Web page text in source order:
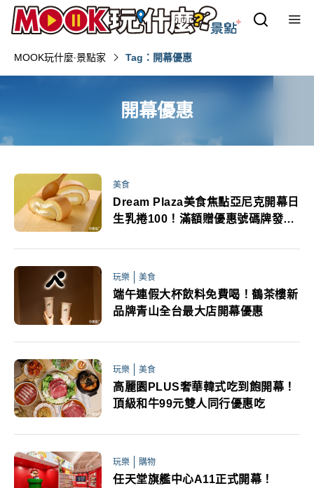
MOOK玩什麼‧景點家 Tag：開幕優惠
開幕優惠
美食
Dream Plaza美食焦點亞尼克開幕日
生乳捲100！滿額贈優惠號碼牌發放
玩樂 美食
端午連假大杯飲料免費喝！鶴茶樓新
品牌青山全台最大店開幕優惠
玩樂 美食
高麗園PLUS奢華韓式吃到飽開幕！
頂級和牛99元雙人同行優惠吃
玩樂 購物
任天堂旗艦中心A11正式開幕！